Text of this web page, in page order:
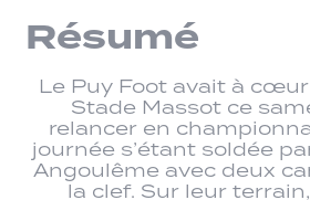
Résumé
Le Puy Foot avait à
Stade Massot ce
relancer en
journée s’étant soldée
Angoulême avec deux
la clef. Sur leur